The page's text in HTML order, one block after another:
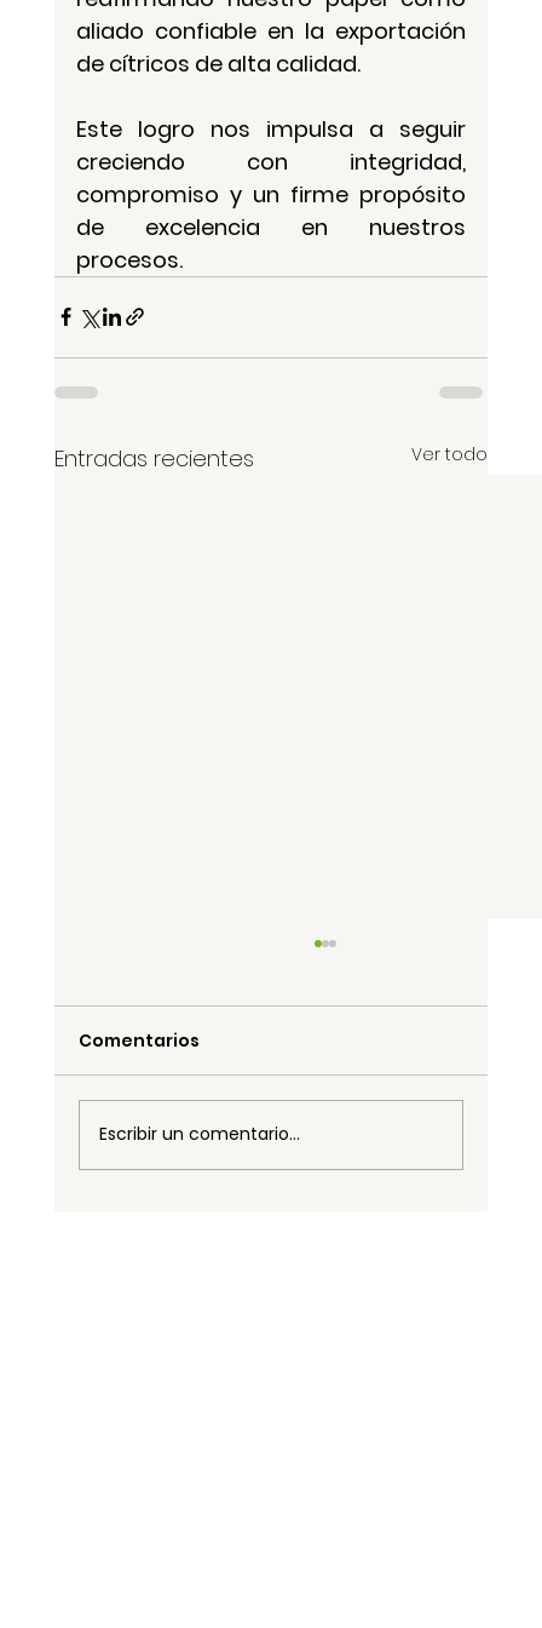
aliado confiable en la exportación
de cítricos de alta calidad.
Este logro nos impulsa a seguir
creciendo con integridad,
compromiso y un firme propósito
de excelencia en nuestros
procesos.
Entradas recientes Ver todo
Comentarios
Escribir un comentario...